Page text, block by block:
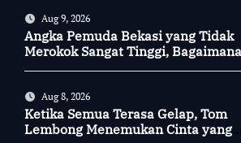
Aug 9, 2026
Angka Pemuda Bekasi yang Tidak
Merokok Sangat Tinggi, Bagaimana
Aug 8, 2026
Ketika Semua Terasa Gelap, Tom
Lembong Menemukan Cinta yang